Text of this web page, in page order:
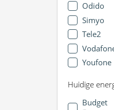
Odido
Simyo
Tele2
Youfone
Huidige
Budget